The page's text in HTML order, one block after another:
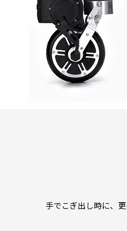
手でこぎ出し時に、更にアシ